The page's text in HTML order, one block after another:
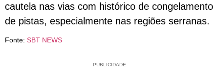
cautela nas vias com histórico de congelamento
de pistas, especialmente nas regiões serranas.
Fonte: SBT NEWS
PUBLICIDADE